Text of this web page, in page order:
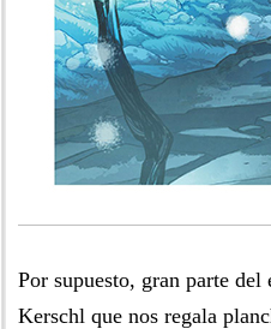
Por supuesto, gran parte
Kerschl que nos regala